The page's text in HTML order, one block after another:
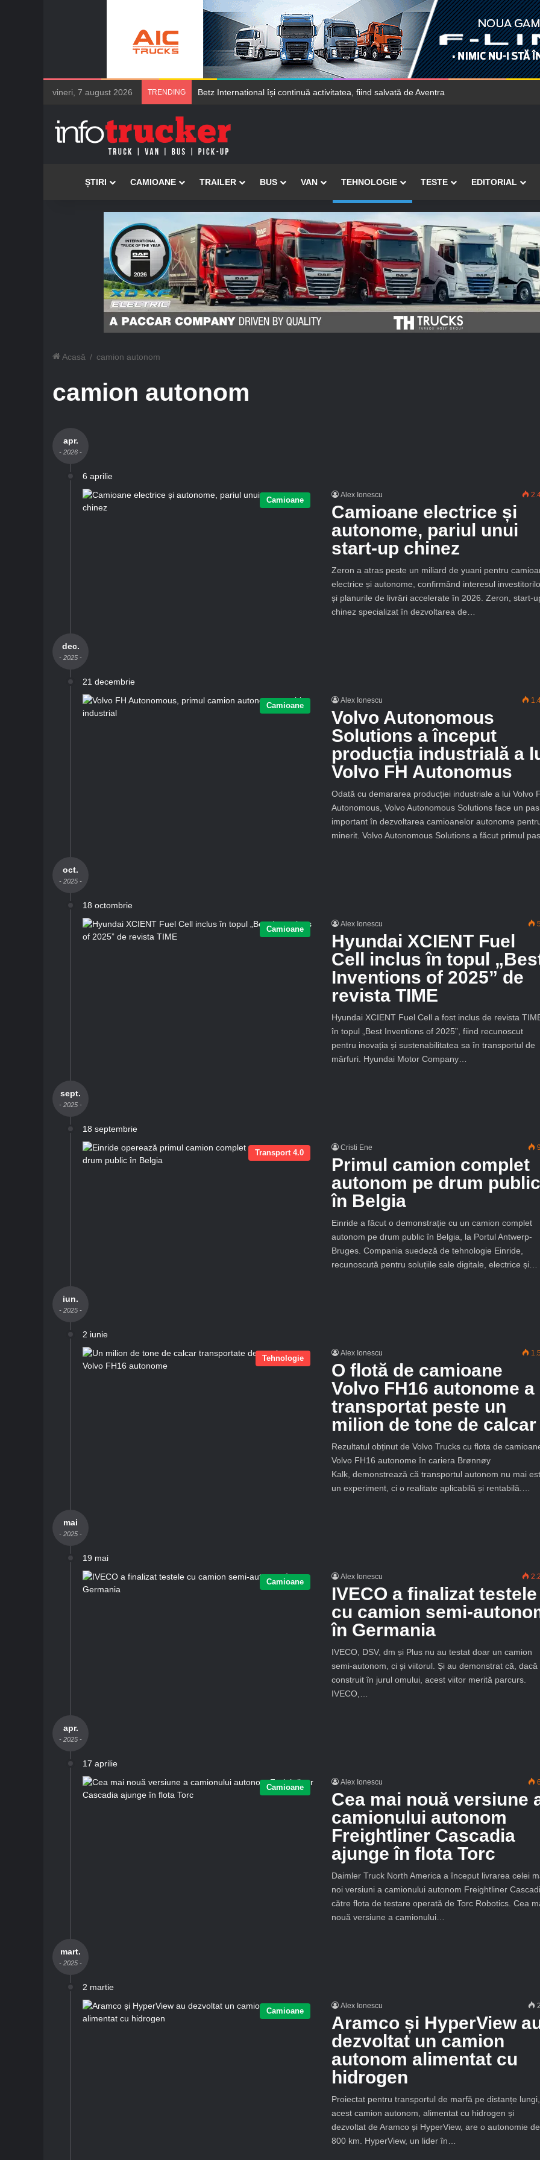
vineri, 7 august 2026 TRENDING Șoferii de camioane Mercedes-Benz vor găsi mai ușor locuri de parcare
AcasăȘTIRI CAMIOANE TRAILER BUS VAN TEHNOLOGIE TESTE EDITORIAL
Acasă / camion autonom
camion autonom
apr.
- 2026 -
6 aprilie
Camioane
Alex Ionescu
Camioane electrice și
autonome, pariul unui
start-up chinez
Zeron a atras peste un miliard de yuani pentru
electrice și autonome, confirmând interesul
și planurile de livrări accelerate în 2026. Zeron, start-
chinez specializat în dezvoltarea de…
dec.
- 2025 -
21 decembrie
Camioane
Alex Ionescu
Volvo Autonomous
Solutions a început
producția industrială a
Volvo FH Autonomus
Odată cu demararea producției industriale a lui Volvo
Autonomous, Volvo Autonomous Solutions face un pas
important în dezvoltarea camioanelor autonome
minerit. Volvo Autonomous Solutions a făcut primul
oct.
- 2025 -
18 octombrie
Camioane
Alex Ionescu
Hyundai XCIENT Fuel
Cell inclus în topul
Inventions of 2025” de
revista TIME
Hyundai XCIENT Fuel Cell a fost inclus de revista
în topul „Best Inventions of 2025”, fiind recunoscut
pentru inovația și sustenabilitatea sa în transportul de
mărfuri. Hyundai Motor Company…
sept.
- 2025 -
18 septembrie
Transport 4.0
Cristi Ene
Primul camion complet
autonom pe drum public
în Belgia
Einride a făcut o demonstrație cu un camion complet
autonom pe drum public în Belgia, la Portul Antwerp-
Bruges. Compania suedeză de tehnologie Einride,
recunoscută pentru soluțiile sale digitale, electrice și…
iun.
- 2025 -
2 iunie
Tehnologie
Alex Ionescu
O flotă de camioane
Volvo FH16 autonome a
transportat peste un
milion de tone de calcar
Rezultatul obținut de Volvo Trucks cu flota de
Volvo FH16 autonome în cariera Brønnøy
Kalk, demonstrează că transportul autonom nu mai
un experiment, ci o realitate aplicabilă și rentabilă.…
mai
- 2025 -
19 mai
Camioane
Alex Ionescu
IVECO a finalizat testele
cu camion semi-
în Germania
IVECO, DSV, dm și Plus nu au testat doar un camion
semi-autonom, ci și viitorul. Și au demonstrat că, dacă
construit în jurul omului, acest viitor merită parcurs.
IVECO,…
apr.
- 2025 -
17 aprilie
Camioane
Alex Ionescu
Cea mai nouă versiune
camionului autonom
Freightliner Cascadia
ajunge în flota Torc
Daimler Truck North America a început livrarea celei
noi versiuni a camionului autonom Freightliner
către flota de testare operată de Torc Robotics. Cea
nouă versiune a camionului…
mart.
- 2025 -
2 martie
Camioane
Alex Ionescu
Aramco și HyperView
dezvoltat un camion
autonom alimentat cu
hidrogen
Proiectat pentru transportul de marfă pe distanțe lungi,
acest camion autonom, alimentat cu hidrogen și
dezvoltat de Aramco și HyperView, are o autonomie de
800 km. HyperView, un lider în…